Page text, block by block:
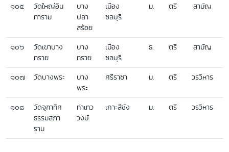
๑๐๕
วัดใหญ่อิน
ทาราม
บาง
ปลา
สร้อย
เมือง
ชลบุรี
ม. ตรี สามัญ
๑๐๖
วัดเขาบาง
ทราย
บาง
ทราย
เมือง
ชลบุรี
ธ. ตรี สามัญ
๑๐๗ วัดบางพระ
บาง
พระ
ศรีราชา ม. ตรี วรวิหาร
๑๐๘
วัดจุฑาทิศ
ธรรมสภา
ราม
ท่าเทว
วงษ์
เกาะสีชัง ม. ตรี วรวิหาร